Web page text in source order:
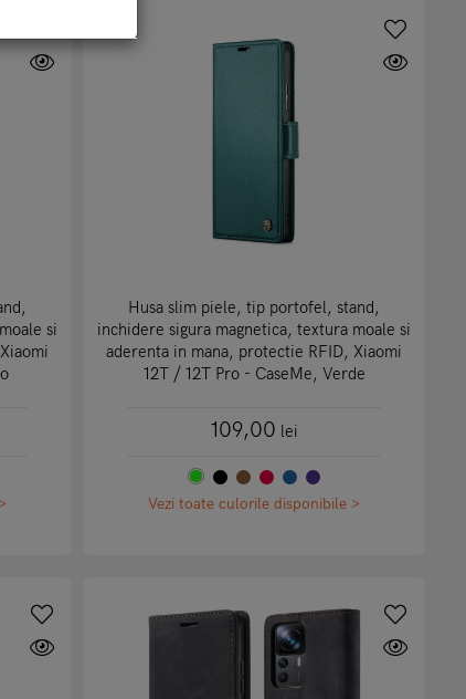
si
Husa slim piele, tip portofel, stand,
inchidere sigura magnetica, textura moale si
aderenta in mana, protectie RFID, Xiaomi
12T / 12T Pro - CaseMe, Verde
109,00 lei
Vezi toate culorile disponibile >